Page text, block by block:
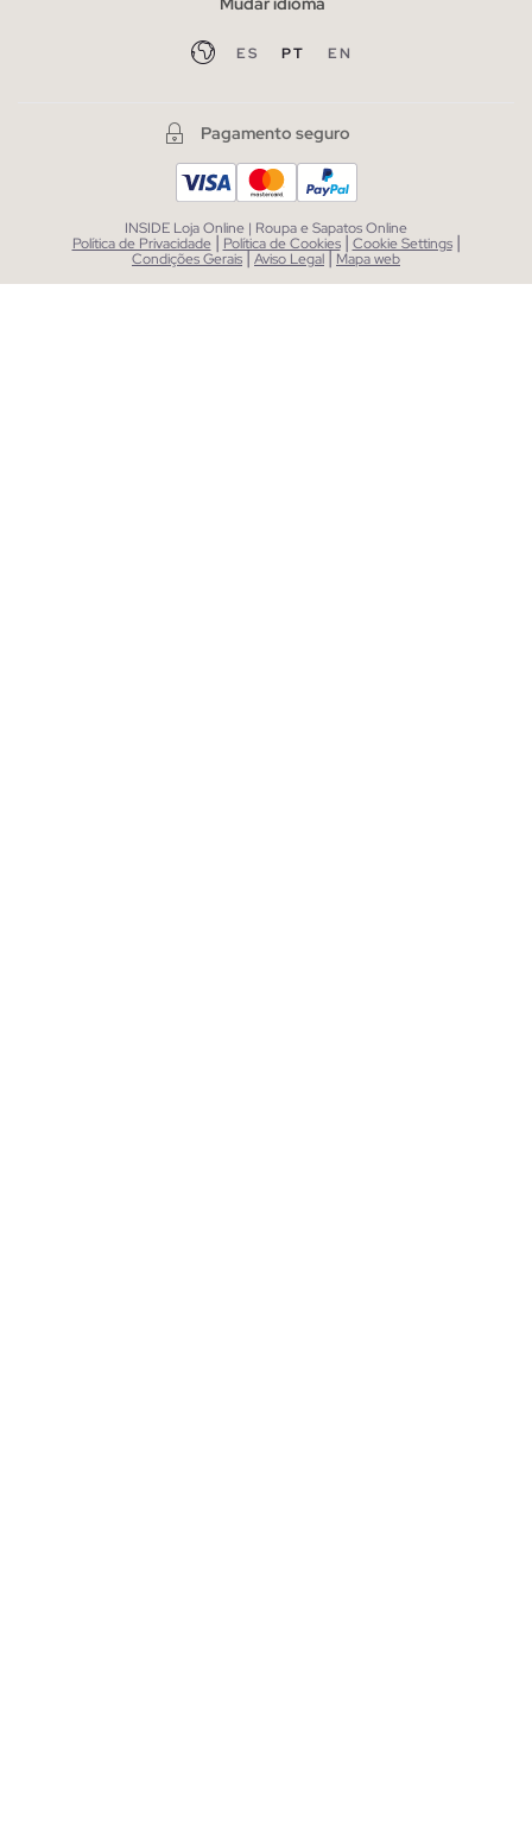
ES PT EN
Pagamento seguro
INSIDE Loja Online | Roupa e Sapatos Online
Política de Privacidade | Política de Cookies | Cookie Settings |
Condições Gerais|Aviso Legal| Mapa web